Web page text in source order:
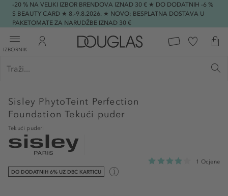
-20 % NA VELIKI IZBOR BRENDOVA IZNAD 30 € ★ DO DODATNIH -6 %
S BEAUTY CARD ★ 8.-9.8.2026. ★ NOVO: BESPLATNA DOSTAVA U
PAKETOMATE ZA NARUDŽBE IZNAD 30 €
IZBORNIK
Sisley PhytoTeint Perfection
Foundation Tekući puder
Tekući puderi
1 Ocjene
DO DODATNIH 6% UZ DBC KARTICU